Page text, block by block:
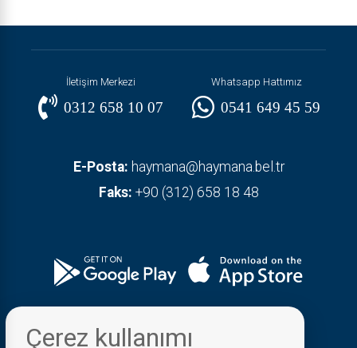
İletişim Merkezi
0312 658 10 07
Whatsapp Hattımız
0541 649 45 59
E-Posta: haymana@haymana.bel.tr
Faks: +90 (312) 658 18 48
Çerez kullanımı